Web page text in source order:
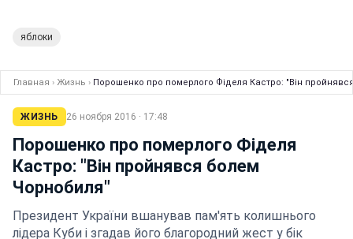
яблоки
Главная › Жизнь › Порошенко про померлого Фіделя Кастро: "Він
ЖИЗНЬ 26 ноября 2016 · 17:48
Порошенко про померлого Фіделя
Кастро: "Він пройнявся болем
Чорнобиля"
Президент України вшанував пам'ять колишнього
лідера Куби і згадав його благородний жест у бік